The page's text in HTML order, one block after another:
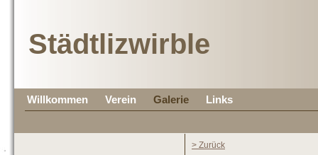
Städtlizwirble
Willkommen Verein Galerie Links
> Zurück